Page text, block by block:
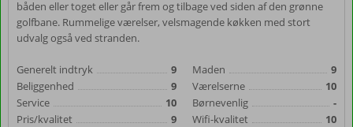
båden eller toget eller går frem og tilbage ved siden af den grønne
golfbane. Rummelige værelser, velsmagende køkken med stort
udvalg også ved stranden.
Generelt indtryk
9
Beliggenhed
9
Service
10
Pris/kvalitet
9
Maden
9
Værelserne
10
Børnevenlig
-
Wifi-kvalitet
10